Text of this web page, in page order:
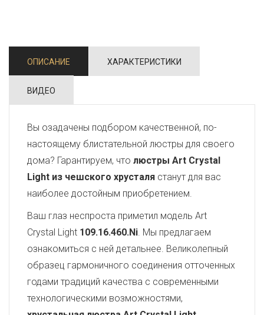
ОПИСАНИЕ ХАРАКТЕРИСТИКИ
ВИДЕО
Вы озадачены подбором качественной, по-
настоящему блистательной люстры для своего
дома? Гарантируем, что люстры Art Crystal
Light из чешского хрусталя станут для вас
наиболее достойным приобретением.
Ваш глаз неспроста приметил модель Art
Crystal Light 109.16.460.Ni. Мы предлагаем
ознакомиться с ней детальнее. Великолепный
образец гармоничного соединения отточенных
годами традиций качества с современными
технологическими возможностями,